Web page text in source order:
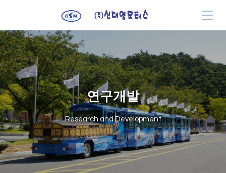
연구개발
Research and Development